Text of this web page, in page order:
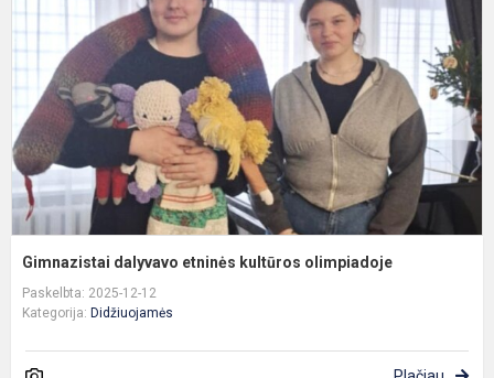
Gimnazistai dalyvavo etninės kultūros olimpiadoje
Paskelbta: 2025-12-12
Kategorija: Didžiuojamės